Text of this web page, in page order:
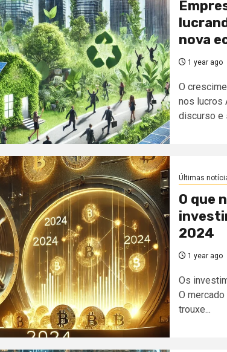
nova
1 year ago
O
nos lucros
discurso e
Últimas
O que
2024
1 year ago
Os
O
trouxe...